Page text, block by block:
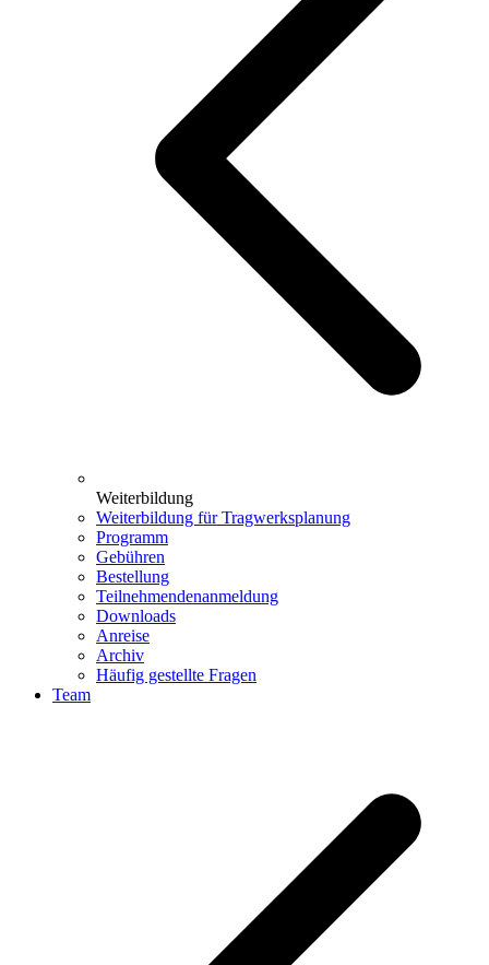
Weiterbildung
Weiterbildung für Tragwerksplanung
Programm
Gebühren
Bestellung
Teilnehmendenanmeldung
Downloads
Anreise
Archiv
Häufig gestellte Fragen
Team